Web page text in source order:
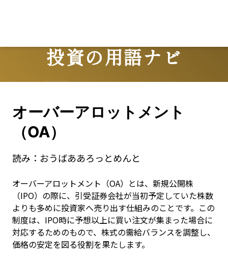
投資の用語ナビ
Terms
オーバーアロットメント
（OA）
読み： おうばああろっとめんと
オーバーアロットメント（OA）とは、新規公開株
（IPO）の際に、引受証券会社が当初予定していた株数
よりも多めに投資家へ売り出す仕組みのことです。この
制度は、IPO時に予想以上に買い注文が集まった場合に
対応するためのもので、株式の需給バランスを調整し、
価格の安定を図る役割を果たします。